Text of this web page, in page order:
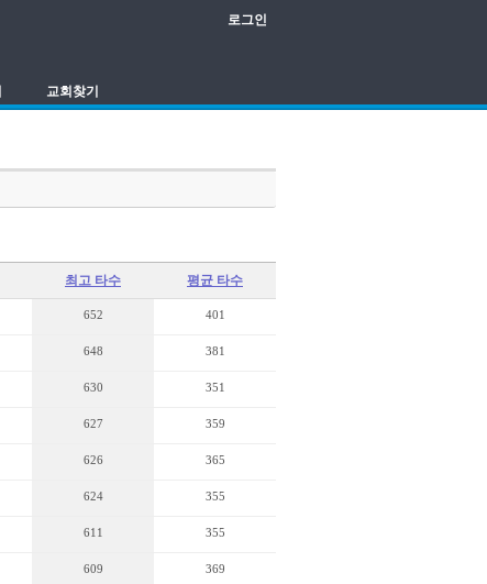
로그인
교회찾기
최고 타수 평균 타수
652 401
648 381
630 351
627 359
626 365
624 355
611 355
609 369